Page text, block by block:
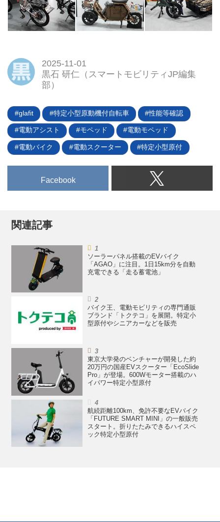
2025-11-01
黒石 研仁（スマートモビリティJP編集
部）
glafit 特定小型原動機付自転車 性能等確認
電動アシスト モペッド 電動モペッド
電動バイク 電動スクーター 特定小型原付
Facebook
関連記事
ソーラーパネル搭載のEVバイク
「AGAO」に注目。1日15km分を自動
充電できる「走る蓄電池」
バイク王、電動モビリティの専門通販
ブランド「トクテコ」を展開。特定小
型原付やシニアカーなどを販売
東京大学発のベンチャーが開発した約
20万円の国産EVスクーター「EcoSlide
Pro」が登場。600Wモーター搭載のハ
イパワー特定小型原付
航続距離100km、免許不要なEVバイク
「FUTURE SMART MINI」の一般販売
スタート。折りたたみできるハイスペ
ック特定小型原付